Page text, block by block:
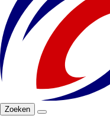
Zoeken